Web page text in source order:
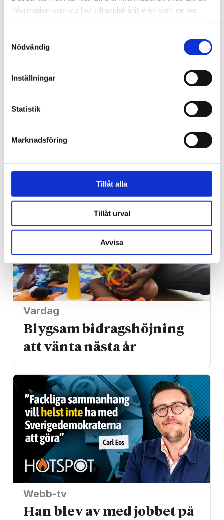
information som du har tillhandahållit eller som de har
Nödvändig
Inställningar
Statistik
Marknadsföring
Tillåt alla
Tillåt urval
Avvisa
Norge
bibel när han sökte vård
för ångest – ”blev hånad”
Vardag
Blygsam bidrags­höjning
att vänta nästa år
Webb-tv
Han blev av med jobbet på